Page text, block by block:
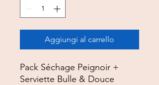
Aggiungi al carrello
Pack Séchage Peignoir +
Serviette Bulle & Douce